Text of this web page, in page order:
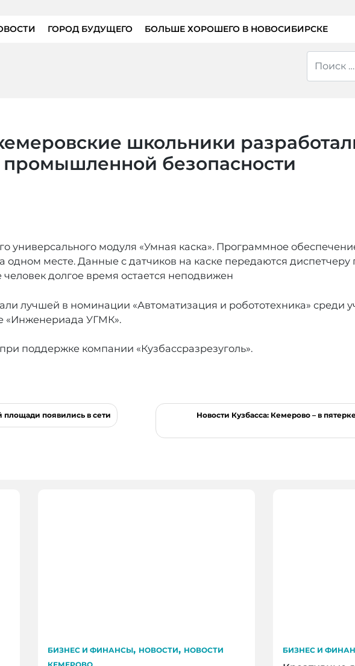
ГОРОД БУДУЩЕГО БОЛЬШЕ ХОРОШЕГО В НОВОСИБИРСКЕ
школьники
безопасности
универсального модуля «Умная каска». Программное
одном месте. Данные с датчиков на каске передаются диспетчеру
долгое время остается неподвижен
лучшей в номинации «Автоматизация и робототехника» среди
«Инженериада УГМК».
поддержке компании «Кузбассразрезуголь».
площади появились в сети
Новости Кузбасса: Кемерово – в
БИЗНЕС И ФИНАНСЫ, НОВОСТИ, НОВОСТИ
БИЗНЕС И